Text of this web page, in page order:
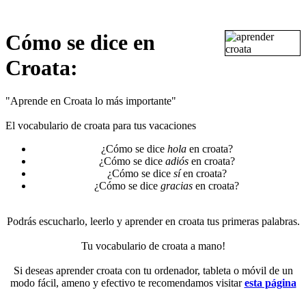
Cómo se dice en
Croata:
"Aprende en Croata lo más importante"
El vocabulario de croata para tus vacaciones
¿Cómo se dice holaen croata?
¿Cómo se dice adiósen croata?
¿Cómo se dice síen croata?
¿Cómo se dice gracias en croata?
Podrás escucharlo, leerlo y aprender en croata tus primeras palabras.
Tu vocabulario de croata a mano!
Si deseas aprender croata con tu ordenador, tableta o móvil de un
modo fácil, ameno y efectivo te recomendamos visitaresta página